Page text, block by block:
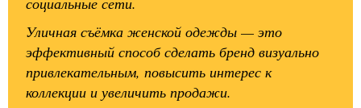
Уличная съёмка женской одежды — это
эффективный способ сделать бренд визуально
привлекательным, повысить интерес к
коллекции и увеличить продажи.